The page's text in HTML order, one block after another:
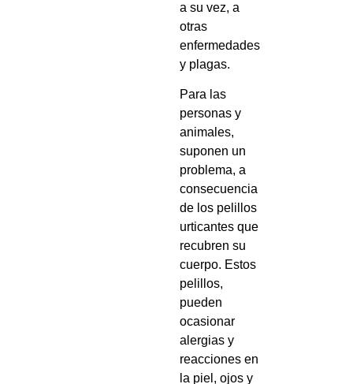
a su vez, a
otras
enfermedades
y plagas.
Para las
personas y
animales,
suponen un
problema, a
consecuencia
de los pelillos
urticantes que
recubren su
cuerpo. Estos
pelillos,
pueden
ocasionar
alergias y
reacciones en
la piel, ojos y